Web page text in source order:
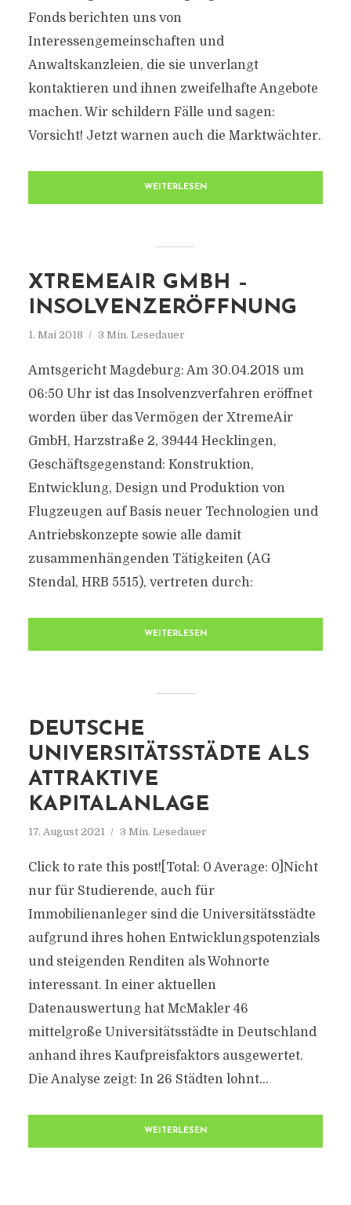
Fonds berichten uns von
Interessengemeinschaften und
Anwaltskanzleien, die sie unverlangt
kontaktieren und ihnen zweifelhafte Angebote
machen. Wir schildern Fälle und sagen:
Vorsicht! Jetzt warnen auch die Marktwächter.
WEITERLESEN
XTREMEAIR GMBH –
INSOLVENZERÖFFNUNG
1. Mai 2018 3 Min. Lesedauer
Amtsgericht Magdeburg: Am 30.04.2018 um
06:50 Uhr ist das Insolvenzverfahren eröffnet
worden über das Vermögen der XtremeAir
GmbH, Harzstraße 2, 39444 Hecklingen,
Geschäftsgegenstand: Konstruktion,
Entwicklung, Design und Produktion von
Flugzeugen auf Basis neuer Technologien und
Antriebskonzepte sowie alle damit
zusammenhängenden Tätigkeiten (AG
Stendal, HRB 5515), vertreten durch:
WEITERLESEN
DEUTSCHE
UNIVERSITÄTSSTÄDTE ALS
ATTRAKTIVE
KAPITALANLAGE
17. August 2021 3 Min. Lesedauer
Click to rate this post![Total: 0 Average: 0]Nicht
nur für Studierende, auch für
Immobilienanleger sind die Universitätsstädte
aufgrund ihres hohen Entwicklungspotenzials
und steigenden Renditen als Wohnorte
interessant. In einer aktuellen
Datenauswertung hat McMakler 46
mittelgroße Universitätsstädte in Deutschland
anhand ihres Kaufpreisfaktors ausgewertet.
Die Analyse zeigt: In 26 Städten lohnt...
WEITERLESEN